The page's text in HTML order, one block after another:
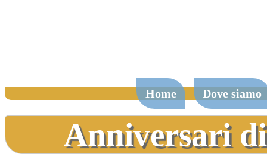
Home Dove siamo
Anniversari